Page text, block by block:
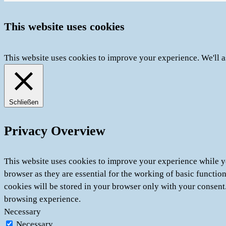
This website uses cookies
This website uses cookies to improve your experience.
Schließen
Privacy Overview
This website uses cookies to improve your experience while
browser as they are essential for the working of basic
cookies will be stored in your browser only with your
browsing experience.
Necessary
Necessary